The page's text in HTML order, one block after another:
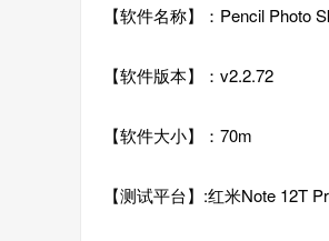
【软件名称】：Pencil Photo
【软件版本】：v2.2.72
【软件大小】：70m
【测试平台】:红米Note 12T